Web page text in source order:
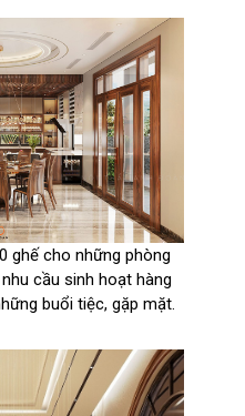
ghế cho những phòng
cầu sinh hoạt hàng
buổi tiệc, gặp mặt.